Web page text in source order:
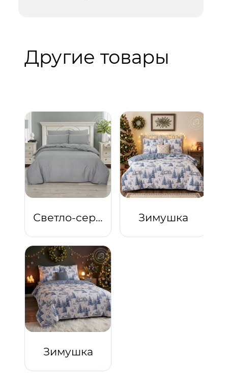
Другие товары
Светло-серый Зимушка
Зимушка